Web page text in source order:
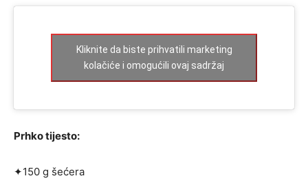
Kliknite da biste prihvatili marketing
kolačiće i omogućili ovaj sadržaj
Prhko tijesto:
✦150 g šećera